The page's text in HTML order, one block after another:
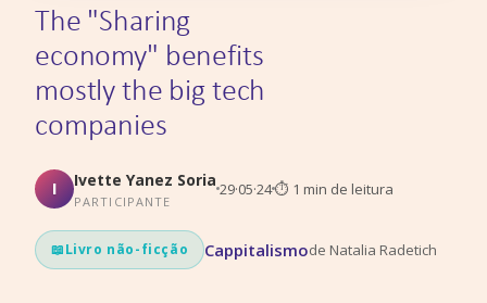
The "Sharing
economy" benefits
mostly the big tech
companies
I Ivette Yanez Soria
PARTICIPANTE
29·05·24⏱ 1 min de leitura
📖Livro não-ficção Cappitalismode Natalia Radetich